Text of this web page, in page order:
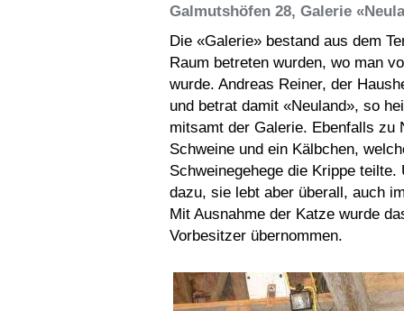
Galmutshöfen 28, Galerie
Die «Galerie» bestand aus dem
Raum betreten wurden, wo man
wurde. Andreas Reiner, der
und betrat damit «Neuland», so
mitsamt der Galerie. Ebenfalls zu
Schweine und ein Kälbchen,
Schweinegehege die Krippe
dazu, sie lebt aber überall, auch
Mit Ausnahme der Katze wurde
Vorbesitzer übernommen.